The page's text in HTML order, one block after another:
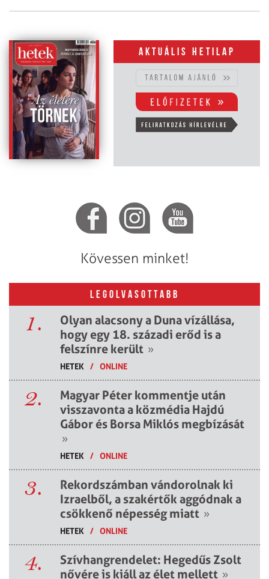
Aktuális hetilap
Kövessen minket!
LEGOLVASOTTABB
1.
Olyan alacsony a Duna vízállása,
hogy egy 18. századi erőd is a
felszínre került »
HETEK / ONLINE
2.
Magyar Péter kommentje után
visszavonta a közmédia Hajdú
Gábor és Borsa Miklós megbízását
»
HETEK / ONLINE
3.
Rekordszámban vándorolnak ki
Izraelből, a szakértők aggódnak a
csökkenő népesség miatt »
HETEK / ONLINE
4.
Szívhangrendelet: Hegedűs Zsolt
nővére is kiáll az élet mellett »